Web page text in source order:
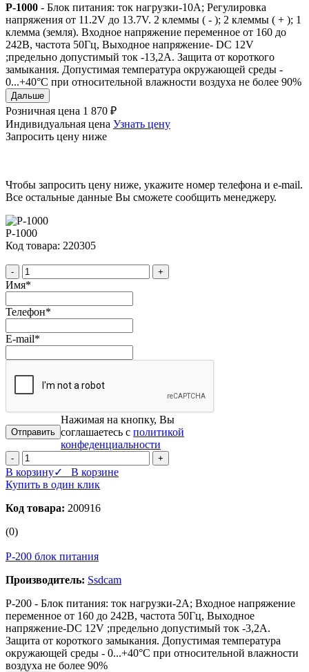
P-1000 - Блок питания: ток нагрузки-10А; Регулировка
напряжения от 11.2V до 13.7V. 2 клеммы ( - ); 2 клеммы ( + ); 1
клемма (земля). Входное напряжение переменное от 160 до
242В, частота 50Гц, Выходное напряжение- DC 12V
;предельно допустимый ток -13,2А. Защита от короткого
замыкания. Допустимая температура окружающей среды -
0...+40°C при относительной влажности воздуха не более 90%
Дальше
Розничная цена 1 870 ₽
Индивидуальная цена Узнать цену
Запросить цену ниже
Чтобы запросить цену ниже, укажите номер телефона и e-mail.
Все остальные данные Вы сможете сообщить менеджеру.
P-1000
Код товара: 220305
- +
Имя*
Телефон*
E-mail*
Нажимая на кнопку, Вы
соглашаетесь с политикой
конфеденциальности
- +
В корзину✓ В корзине
Купить в один клик
Код товара: 200916
(0)
P-200 блок питания
Производитель: Ssdcam
P-200 - Блок питания: ток нагрузки-2А; Входное напряжение
переменное от 160 до 242В, частота 50Гц, Выходное
напряжение-DC 12V ;предельно допустимый ток -3,2А.
Защита от короткого замыкания. Допустимая температура
окружающей среды - 0...+40°C при относительной влажности
воздуха не более 90%